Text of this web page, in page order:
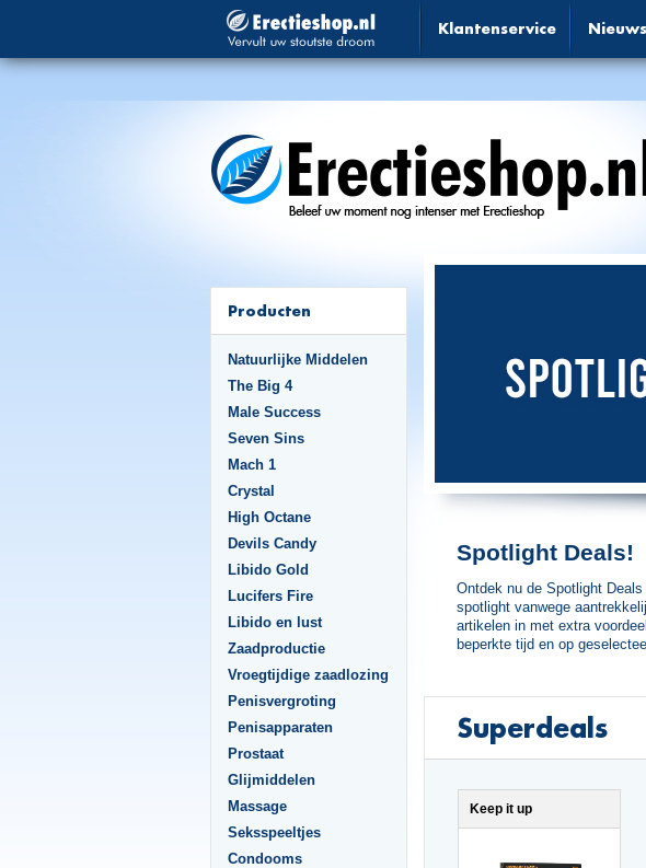
Klantenservice
Producten
Natuurlijke Middelen
The Big 4
Male Success
Seven Sins
Mach 1
Crystal
High Octane
Devils Candy
Libido Gold
Lucifers Fire
Libido en lust
Zaadproductie
Vroegtijdige zaadlozing
Penisvergroting
Penisapparaten
Prostaat
Glijmiddelen
Massage
Seksspeeltjes
Condooms
Spotlight Deals!
Ontdek nu de Spotlight
spotlight vanwege
artikelen in met extra
beperkte tijd en op
Superdeals
Keep it up